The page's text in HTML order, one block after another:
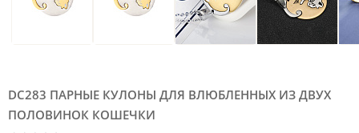
DC283 ПАРНЫЕ КУЛОНЫ ДЛЯ ВЛЮБЛЕННЫХ ИЗ ДВУХ
ПОЛОВИНОК КОШЕЧКИ